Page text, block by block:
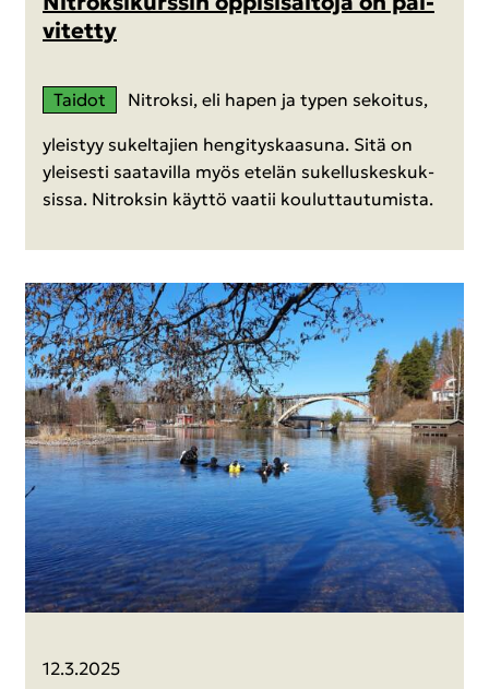
vi­tet­ty
Tai­dot Nit­rok­si, eli hapen ja typen se­koi­tus,
yleis­tyy su­kel­ta­jien hen­gi­tys­kaa­su­na. Sitä on
ylei­ses­ti saa­ta­vil­la myös ete­län su­kel­lus­kes­kuk­
sis­sa. Nit­rok­sin käyt­tö vaa­tii kou­lut­tau­tu­mis­ta.
12.3.2025